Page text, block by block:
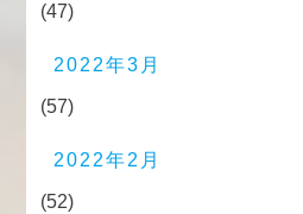
(47)
2022年3月
(57)
2022年2月
(52)